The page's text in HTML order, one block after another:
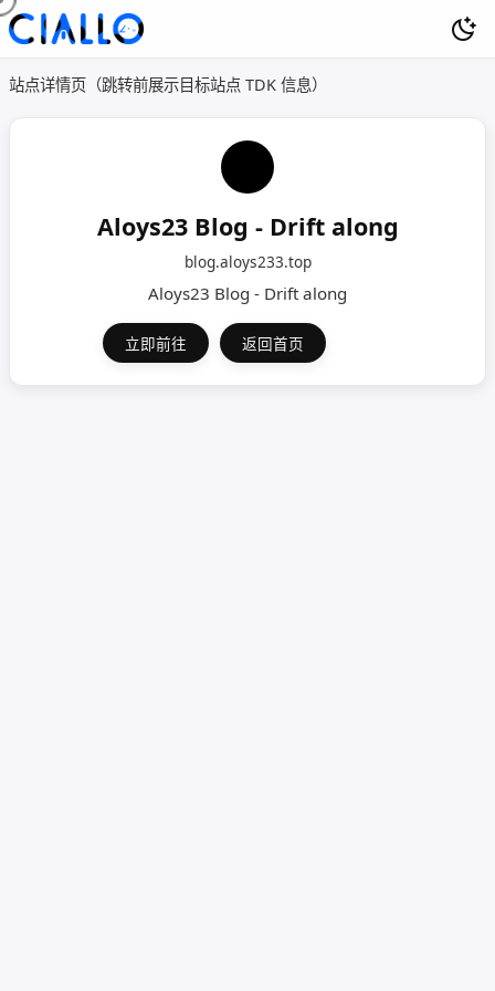
站点详情页（跳转前展示目标站点 TDK 信息）
Aloys23 Blog - Drift along
blog.aloys233.top
Aloys23 Blog - Drift along
立即前往 返回首页